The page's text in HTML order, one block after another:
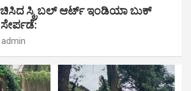
ಸ್ಕ್ರಿಬಲ್ ಆರ್ಟ್ ಇಂಡಿಯಾ ಬುಕ್
admin